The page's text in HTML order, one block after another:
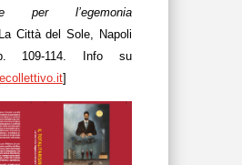
per l’egemonia
Città del Sole, Napoli
109-114. Info su
]